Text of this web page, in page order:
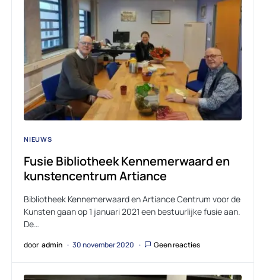
NIEUWS
Fusie Bibliotheek Kennemerwaard en
kunstencentrum Artiance
Bibliotheek Kennemerwaard en Artiance Centrum voor de
Kunsten gaan op 1 januari 2021 een bestuurlijke fusie aan.
De…
door admin 30 november 2020 Geen reacties